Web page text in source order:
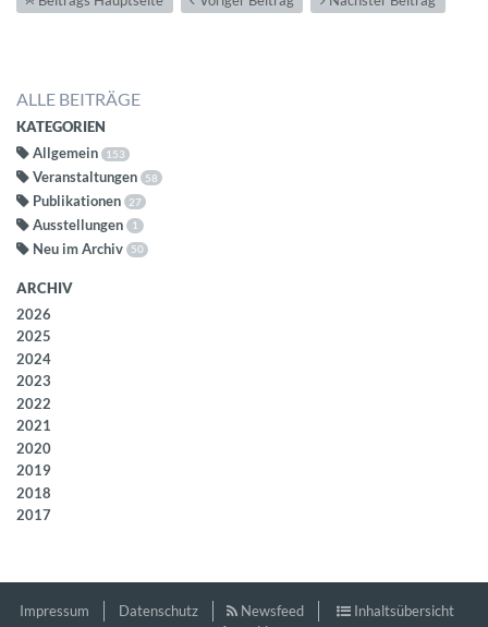
ALLE BEITRÄGE
KATEGORIEN
Allgemein 153
Veranstaltungen 58
Publikationen 27
Ausstellungen 1
Neu im Archiv 50
ARCHIV
2026
2025
2024
2023
2022
2021
2020
2019
2018
2017
Impressum Datenschutz Newsfeed
Inhaltsübersicht